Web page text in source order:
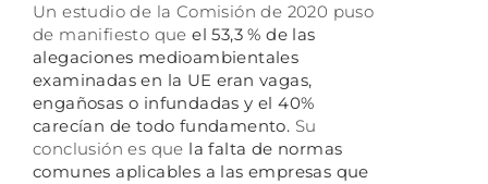
Un estudio de la Comisión de 2020 puso
de manifiesto queel 53,3 % de las
alegaciones medioambientales
examinadas en la UE eran vagas,
engañosas o infundadas y el 40%
carecían de todo fundamento. Su
conclusión es que la falta de normas
comunes aplicables a las empresas que